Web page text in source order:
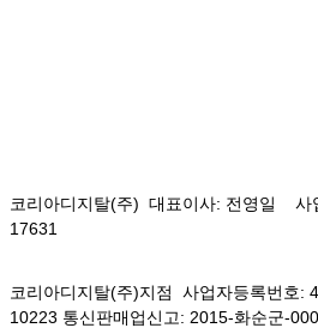
코리아디지탈(주) 대표이사: 전영일 사
17631
코리아디지탈(주)지점 사업자등록번호:
10223 통신판매업신고: 2015-화순군-